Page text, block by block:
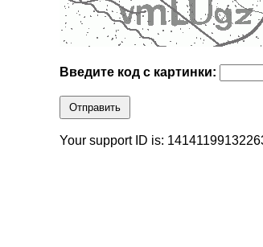
Введите код с картинки:
Отправить
Your support ID is: